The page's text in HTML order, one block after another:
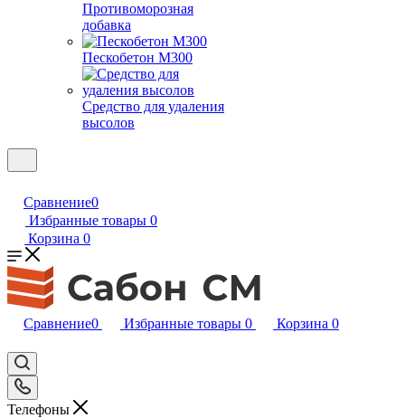
Противоморозная
добавка
Пескобетон М300
Средство для удаления
высолов
Сравнение0
Избранные товары 0
Корзина 0
Сравнение0 Избранные товары 0 Корзина 0
Телефоны